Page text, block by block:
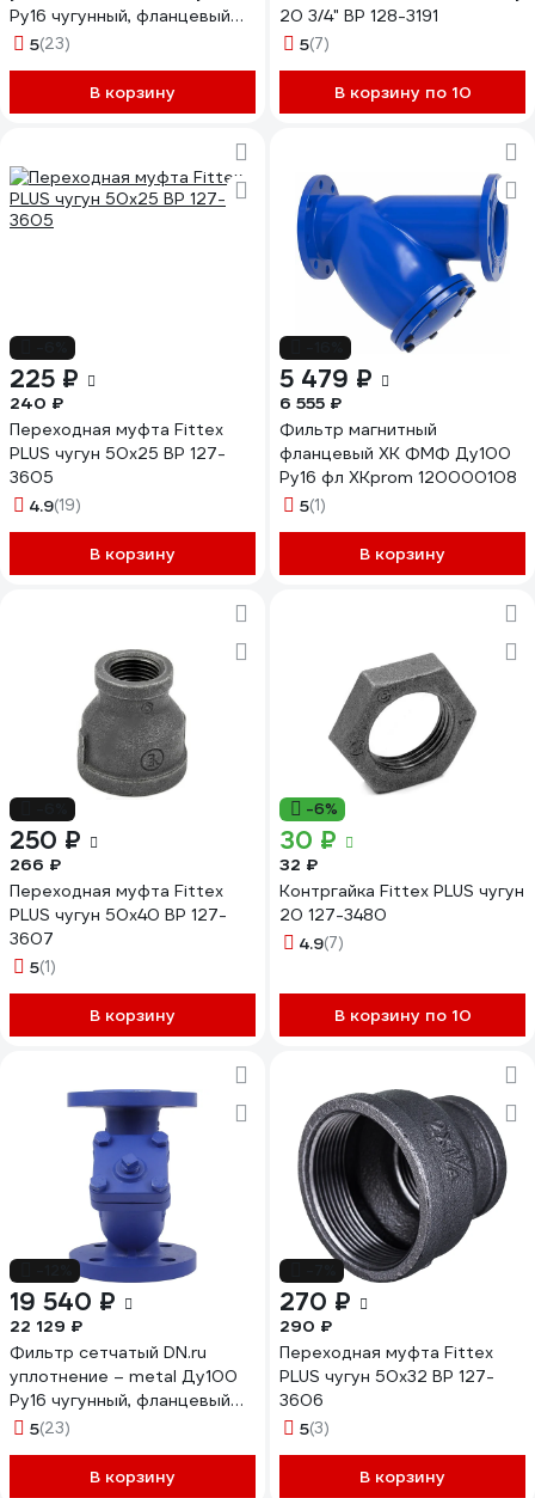
Ру16 чугунный, фланцевый
D260-02463
5(23)
В корзину
20 3/4" ВР 128-3191
5(7)
В корзину по 10
225 ₽
240 ₽
Переходная муфта Fittex
PLUS чугун 50х25 ВР 127-
3605
4.9(19)
В корзину
5 479 ₽
6 555 ₽
Фильтр магнитный
фланцевый ХК ФМФ Ду100
Ру16 фл XKprom 120000108
5(1)
В корзину
250 ₽
266 ₽
Переходная муфта Fittex
PLUS чугун 50х40 ВР 127-
3607
5(1)
В корзину
-6%
30 ₽
32 ₽
Контргайка Fittex PLUS чугун
20 127-3480
4.9(7)
В корзину по 10
19 540 ₽
22 129 ₽
Фильтр сетчатый DN.ru
уплотнение – metal Ду100
Ру16 чугунный, фланцевый
D260-02465
5(23)
В корзину
270 ₽
290 ₽
Переходная муфта Fittex
PLUS чугун 50х32 ВР 127-
3606
5(3)
В корзину